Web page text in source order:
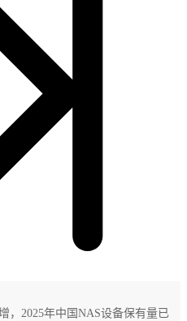
，2025年中国NAS设备保有量已